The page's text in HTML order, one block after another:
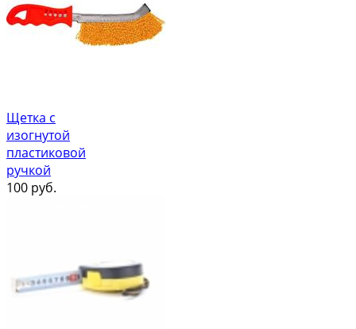
Щетка с
изогнутой
пластиковой
ручкой
100 руб.